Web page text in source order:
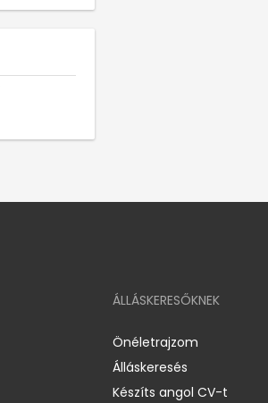
ÁLLÁSKERESŐKNEK
Önéletrajzom
Álláskeresés
Készíts angol CV-t